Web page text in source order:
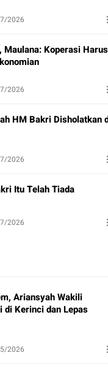
2026
Koperasi Harus
2026
HM Bakri Disholatkan
2026
Itu Telah Tiada
2026
Ariansyah Wakili
di Kerinci dan Lepas
2026